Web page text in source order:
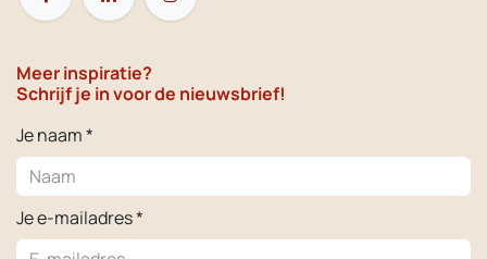
Meer inspiratie?
Schrijf je in voor de nieuwsbrief!
Je naam *
Je e-mailadres *